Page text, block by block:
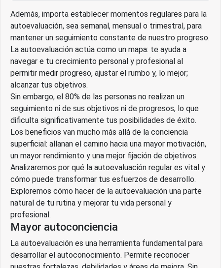
Además, importa establecer momentos regulares para la
autoevaluación, sea semanal, mensual o trimestral, para
mantener un seguimiento constante de nuestro progreso.
La autoevaluación actúa como un mapa: te ayuda a
navegar e tu crecimiento personal y profesional al
permitir medir progreso, ajustar el rumbo y, lo mejor;
alcanzar tus objetivos.
Sin embargo, el 80% de las personas no realizan un
seguimiento ni de sus objetivos ni de progresos, lo que
dificulta significativamente tus posibilidades de éxito.
Los beneficios van mucho más allá de la conciencia
superficial: allanan el camino hacia una mayor motivación,
un mayor rendimiento y una mejor fijación de objetivos.
Analizaremos por qué la autoevaluación regular es vital y
cómo puede transformar tus esfuerzos de desarrollo.
Exploremos cómo hacer de la autoevaluación una parte
natural de tu rutina y mejorar tu vida personal y
profesional.
Mayor autoconciencia
La autoevaluación es una herramienta fundamental para
desarrollar el autoconocimiento. Permite reconocer